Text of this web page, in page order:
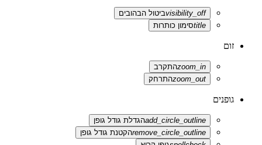
visibility_offביטול הבהובים
titleסימון כותרות
זום
zoom_inהתקרב
zoom_outהתרחק
גופנים
add_circle_outlineהגדלת גודל גופן
remove_circle_outlineהקטנת גודל גופן